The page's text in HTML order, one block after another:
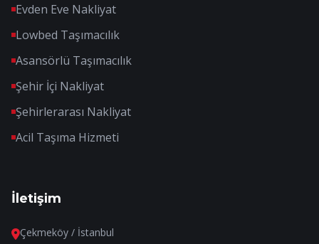
Evden Eve Nakliyat
Lowbed Taşımacılık
Asansörlü Taşımacılık
Şehir İçi Nakliyat
Şehirlerarası Nakliyat
Acil Taşıma Hizmeti
İletişim
Çekmeköy / İstanbul